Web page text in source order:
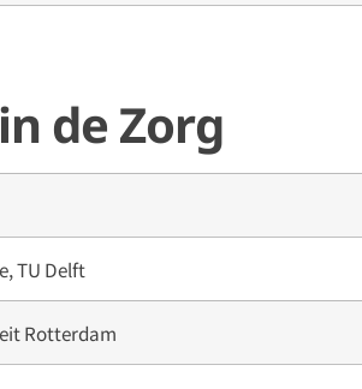
de Zorg
TU Delft
Rotterdam